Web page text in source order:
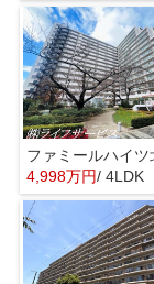
4,998万円/ 4LDK